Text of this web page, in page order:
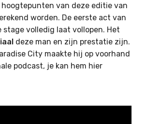
van deze editie van
worden. De eerste act van
stage volledig laat vollopen. Het
deze man en zijn prestatie zijn.
City maakte hij op voorhand
podcast, je kan hem hier